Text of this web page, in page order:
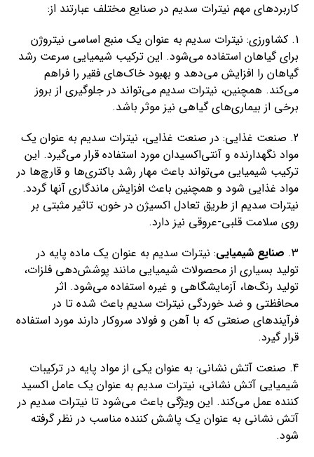
کاربردهای مهم نیترات سدیم در صنایع مختلف عبارتند از:
1. کشاورزی: نیترات سدیم به عنوان یک منبع اساسی نیتروژن
برای گیاهان استفاده می‌شود. این ترکیب شیمیایی سرعت رشد
گیاهان را افزایش می‌دهد و بهبود خاک‌های فقیر را فراهم
می‌کند. همچنین، نیترات سدیم می‌تواند در جلوگیری از بروز
برخی از بیماری‌های گیاهی نیز موثر باشد.
2. صنعت غذایی: در صنعت غذایی، نیترات سدیم به عنوان یک
مواد نگهدارنده و آنتی‌اکسیدان مورد استفاده قرار می‌گیرد. این
ترکیب شیمیایی می‌تواند باعث مهار رشد باکتری‌ها و قارچ‌ها در
مواد غذایی شود و همچنین باعث افزایش ماندگاری آنها گردد.
نیترات سدیم از طریق تعادل اکسیژن در خون، تاثیر مثبتی بر
روی سلامت قلبی-عروقی نیز دارد.
3. صنایع شیمیایی: نیترات سدیم به عنوان یک ماده پایه در
تولید بسیاری از محصولات شیمیایی مانند پوشش‌دهی فلزات،
تولید رنگ‌ها، آزمایشگاهی و غیره استفاده می‌شود. اثر
محافظتی و ضد خوردگی نیترات سدیم باعث شده تا در
فرآیندهای صنعتی که با آهن و فولاد سروکار دارند مورد استفاده
قرار گیرد.
4. صنعت آتش نشانی: به عنوان یکی از مواد پایه در ترکیبات
شیمیایی آتش نشانی، نیترات سدیم به عنوان یک عامل اکسید
کننده عمل می‌کند. این ویژگی باعث می‌شود تا نیترات سدیم در
آتش نشانی به عنوان یک پاشش کننده مناسب در نظر گرفته
شود.